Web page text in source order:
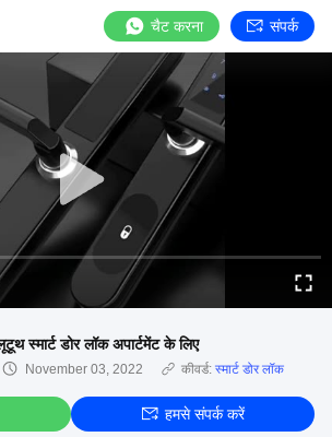
चैट करना संपर्क
स्मार्ट डोर लॉक अपार्टमेंट के लिए
November 03, 2022 कीवर्ड: स्मार्ट डोर लॉक
हमसे संपर्क करें